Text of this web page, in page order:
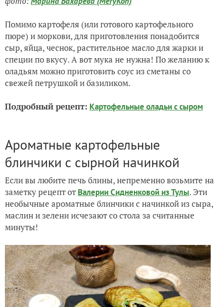
Помимо картофеля (или готового картофельного
пюре) и моркови, для приготовления понадобится
сыр, яйца, чеснок, растительное масло для жарки и
специи по вкусу. А вот мука не нужна! По желанию к
оладьям можно приготовить соус из сметаны со
свежей петрушкой и базиликом.
Подробный рецепт: Картофельные оладьи с сыром
Ароматные картофельные
блинчики с сырной начинкой
Если вы любите печь блины, непременно возьмите на
заметку рецепт от Валерии Сидненковой из Тулы. Эти
необычные ароматные блинчики с начинкой из сыра,
маслин и зелени исчезают со стола за считанные
минуты!